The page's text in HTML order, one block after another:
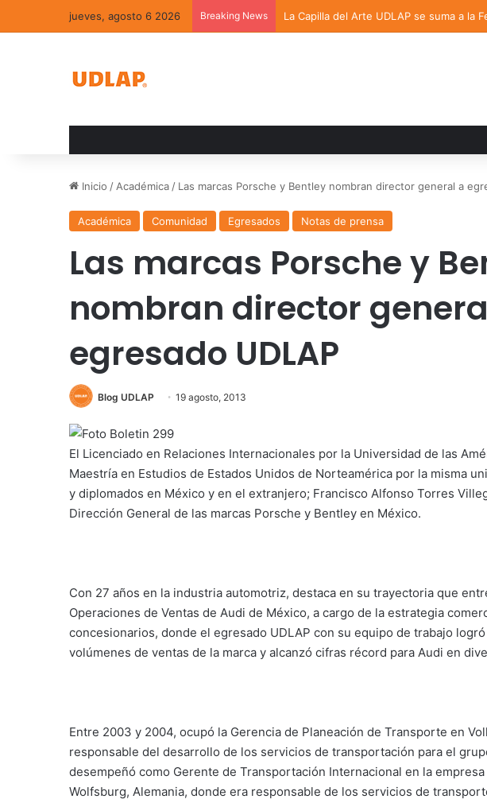
jueves, agosto 6 2026 Breaking News La Capilla del Arte UDLAP se suma a la
Inicio / Académica / Las marcas Porsche y Bentley nombran director general a
Académica Comunidad Egresados Notas de prensa
Las marcas Porsche y
nombran director
egresado UDLAP
Blog UDLAP 19 agosto, 2013
El Licenciado en Relaciones Internacionales por la Universidad de las
Maestría en Estudios de Estados Unidos de Norteamérica por la misma
y diplomados en México y en el extranjero; Francisco Alfonso Torres
Dirección General de las marcas Porsche y Bentley en México.
Con 27 años en la industria automotriz, destaca en su trayectoria que
Operaciones de Ventas de Audi de México, a cargo de la estrategia
concesionarios, donde el egresado UDLAP con su equipo de trabajo
volúmenes de ventas de la marca y alcanzó cifras récord para Audi en
Entre 2003 y 2004, ocupó la Gerencia de Planeación de Transporte en
responsable del desarrollo de los servicios de transportación para el
desempeñó como Gerente de Transportación Internacional en la
Wolfsburg, Alemania, donde era responsable de los servicios de